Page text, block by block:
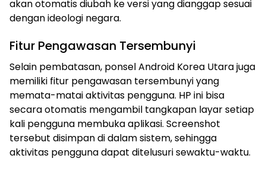
akan otomatis diubah ke versi yang dianggap sesuai
dengan ideologi negara.
Fitur Pengawasan Tersembunyi
Selain pembatasan, ponsel Android Korea Utara juga
memiliki fitur pengawasan tersembunyi yang
memata-matai aktivitas pengguna. HP ini bisa
secara otomatis mengambil tangkapan layar setiap
kali pengguna membuka aplikasi. Screenshot
tersebut disimpan di dalam sistem, sehingga
aktivitas pengguna dapat ditelusuri sewaktu-waktu.